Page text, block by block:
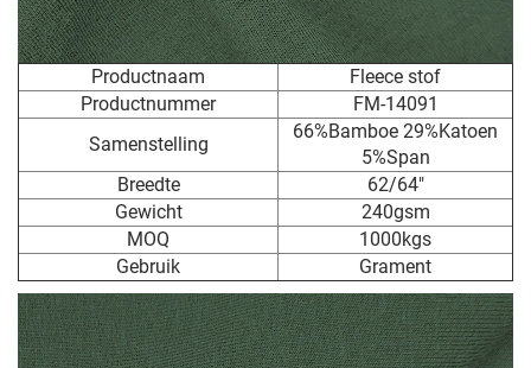
Productnaam
Fleece stof
Productnummer
FM-14091
Samenstelling
66%Bamboe 29%Katoen
5%Span
Breedte
62/64"
Gewicht
240gsm
MOQ
1000kgs
Gebruik
Grament